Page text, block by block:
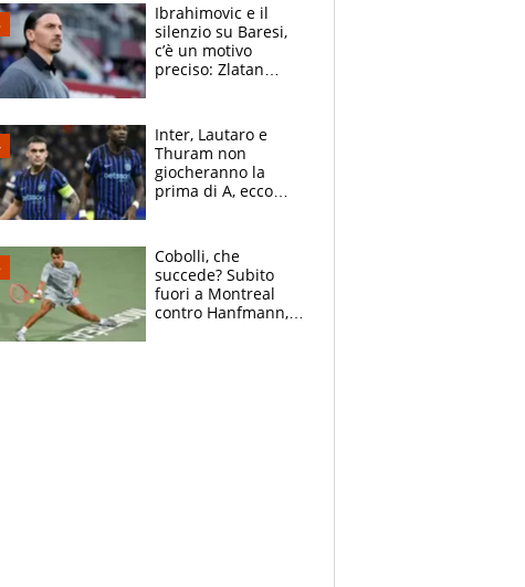
Ibrahimovic e il
silenzio su Baresi,
c’è un motivo
preciso: Zlatan
e dalla morte di
Raiola
Inter, Lautaro e
Thuram non
giocheranno la
prima di A, ecco
Esposito ma la
garanzia è Stankovic
Cobolli, che
succede? Subito
fuori a Montreal
contro Hanfmann,